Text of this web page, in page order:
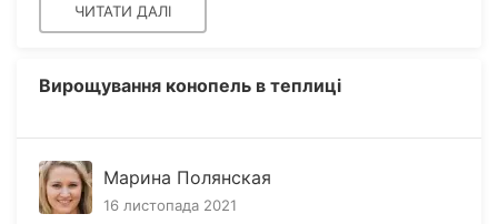
ЧИТАТИ ДАЛІ
Вирощування конопель в теплиці
Марина Полянская
16 листопада 2021